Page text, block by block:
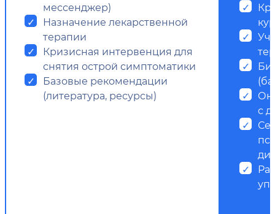
мессенджер)
Назначение лекарственной
терапии
Кризисная интервенция для
снятия острой симптоматики
Базовые рекомендации
(литература, ресурсы)
с